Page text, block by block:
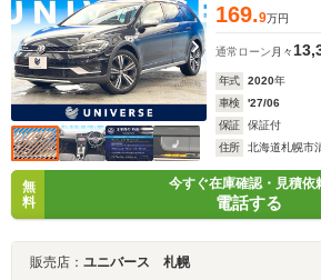
169.9万円
通常ローン 月々
年式 2020年
車検
'27/06
保証
保証付
住所
北海道札幌市
無
料
今すぐ在庫確認・見積依
電話する
販売店： ユニバース 札幌